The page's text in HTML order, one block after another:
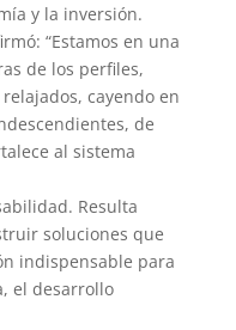
y la inversión.
“Estamos en una
de los perfiles,
cayendo en
de
al sistema
Resulta
soluciones que
indispensable para
el desarrollo